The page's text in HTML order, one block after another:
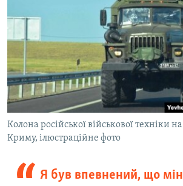
Колона російської військової техніки
Криму, ілюстраційне фото
Я був впевнений, що